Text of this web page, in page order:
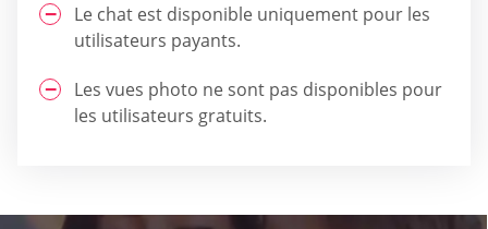
Le chat est disponible uniquement pour les
utilisateurs payants.
Les vues photo ne sont pas disponibles pour
les utilisateurs gratuits.